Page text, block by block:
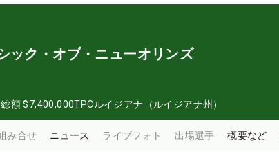
ック・オブ・ニューオリンズ
額 $7,400,000TPCルイジアナ（ルイジアナ州）
み合せ ニュース ライブフォト 出場選手 概要など